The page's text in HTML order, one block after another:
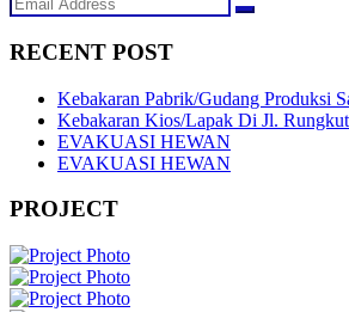
RECENT POST
Kebakaran Pabrik/Gudang Produksi
Kebakaran Kios/Lapak Di Jl.
EVAKUASI HEWAN
EVAKUASI HEWAN
PROJECT